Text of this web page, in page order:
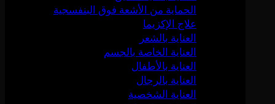
الحماية من الأشعة فوق البنفسجية
علاج الإكزيما
العناية بالشعر
العناية الخاصة بالجسم
العناية بالأطفال
العناية بالرجال
العناية الشخصية